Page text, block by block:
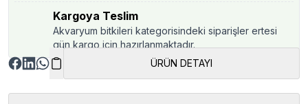
Kargoya Teslim
Akvaryum bitkileri kategorisindeki siparişler ertesi
gün kargo için hazırlanmaktadır.
ÜRÜN DETAYI